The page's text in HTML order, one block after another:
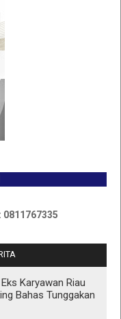
Karyawan Riau
Bahas Tunggakan